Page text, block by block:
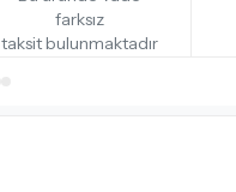
Detaylar için
farksız
taksit bulunmaktadır